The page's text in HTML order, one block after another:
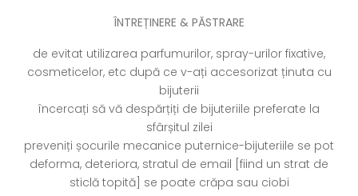
ÎNTREȚINERE & PĂSTRARE
de evitat utilizarea parfumurilor, spray-urilor fixative,
cosmeticelor, etc după ce v-ați accesorizat ținuta cu
bijuterii
încercați să vă despărțiți de bijuteriile preferate la
sfârșitul zilei
preveniți șocurile mecanice puternice-bijuteriile se pot
deforma, deteriora, stratul de email [fiind un strat de
sticlă topită] se poate crăpa sau ciobi